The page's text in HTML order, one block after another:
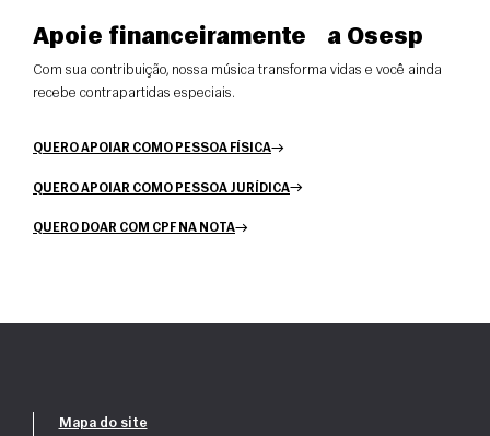
Apoie financeiramente a Osesp
Com sua contribuição, nossa música transforma vidas e você ainda
recebe contrapartidas especiais.
QUERO APOIAR COMO PESSOA FÍSICA
QUERO APOIAR COMO PESSOA JURÍDICA
QUERO DOAR COM CPF NA NOTA
Mapa do site